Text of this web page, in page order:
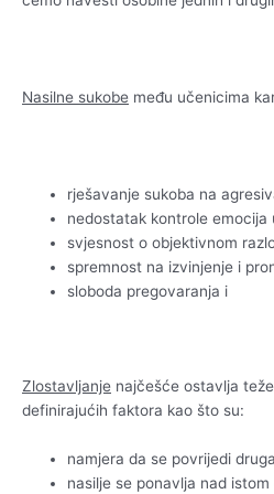
Nasilne sukobe među učenicima
rješavanje sukoba na
nedostatak kontrole emocija
svjesnost o objektivnom
spremnost na izvinjenje i
sloboda pregovaranja i
Zlostavljanje najčešće ostavlja
definirajućih faktora kao što su:
namjera da se povrijedi
nasilje se ponavlja nad